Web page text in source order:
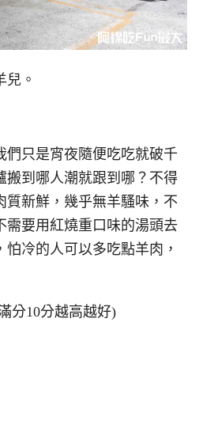
兒。
們只是宵夜隨便吃吃就破千
搬到哪人潮就跟到哪？不得
質新鮮，幾乎無羊騷味，不
需要用紅燒重口味的湯頭去
冷的人可以多吃點羊肉，
分10分越高越好)